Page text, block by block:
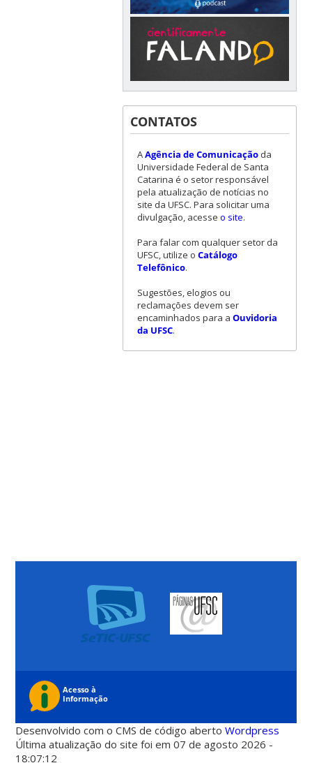
CONTATOS
AAgência de Comunicaçãoda
Universidade Federal de Santa
Catarina é o setor responsável
pela atualização de notícias no
site da UFSC. Para solicitar uma
divulgação, acesse o site.
Para falar com qualquer setor da
UFSC, utilize o Catálogo
Telefônico.
Sugestões, elogios ou
reclamações devem ser
encaminhados para a Ouvidoria
da UFSC.
Desenvolvido com o CMS de código abertoWordpress
Última atualização do site foi em 07 de agosto 2026 -
18:07:12